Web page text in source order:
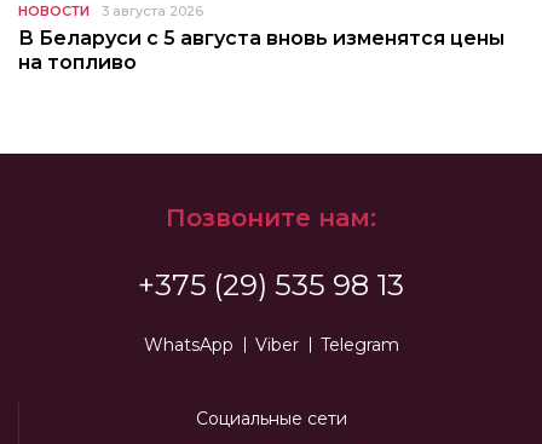
НОВОСТИ 3 августа 2026
В Беларуси с 5 августа вновь изменятся цены
на топливо
Позвоните нам:
+375 (29) 535 98 13
WhatsApp Viber Telegram
Социальные сети